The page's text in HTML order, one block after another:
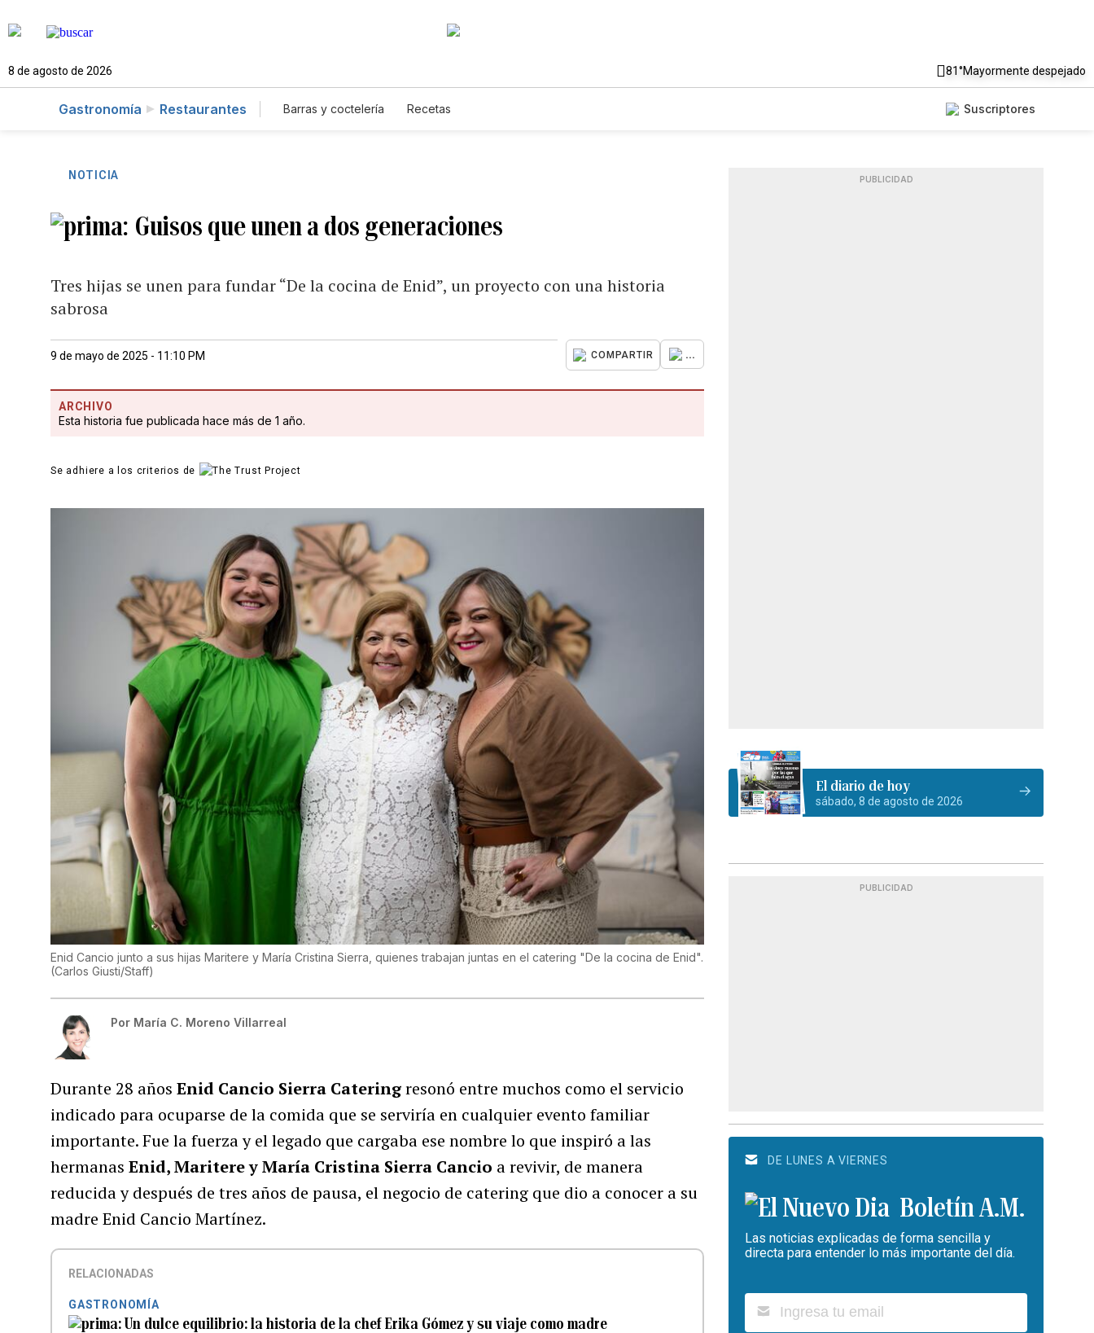
8 de agosto de 2026 81°Mayormente despejado
Gastronomía Restaurantes Barras y coctelería Recetas Suscriptores
NOTICIA
Guisos que unen a dos generaciones
Tres hijas se unen para fundar “De la cocina de Enid”, un proyecto con una historia
sabrosa
9 de mayo de 2025 - 11:10 PM COMPARTIR ...
ARCHIVO
Esta historia fue publicada hace más de 1 año.
Se adhiere a los criterios de
Enid Cancio junto a sus hijas Maritere y María Cristina Sierra, quienes trabajan juntas en el catering "De la cocina de Enid".
(Carlos Giusti/Staff)
Por María C. Moreno Villarreal
Durante 28 añosEnid Cancio Sierra Cateringresonó entre muchos como el servicio
indicado para ocuparse de la comida que se serviría en cualquier evento familiar
importante. Fue la fuerza y el legado que cargaba ese nombre lo que inspiró a las
hermanas Enid, Maritere y María Cristina Sierra Cancio a revivir, de manera
reducida y después de tres años de pausa, el negocio de catering que dio a conocer a su
madre Enid Cancio Martínez.
RELACIONADAS
GASTRONOMÍA
Un dulce equilibrio: la historia de la chef Erika Gómez y su viaje como madre
PUBLICIDAD
El diario de hoy
sábado, 8 de agosto de 2026
PUBLICIDAD
DE LUNES A VIERNES
Boletín A.M.
Las noticias explicadas de forma sencilla y
directa para entender lo más importante del día.